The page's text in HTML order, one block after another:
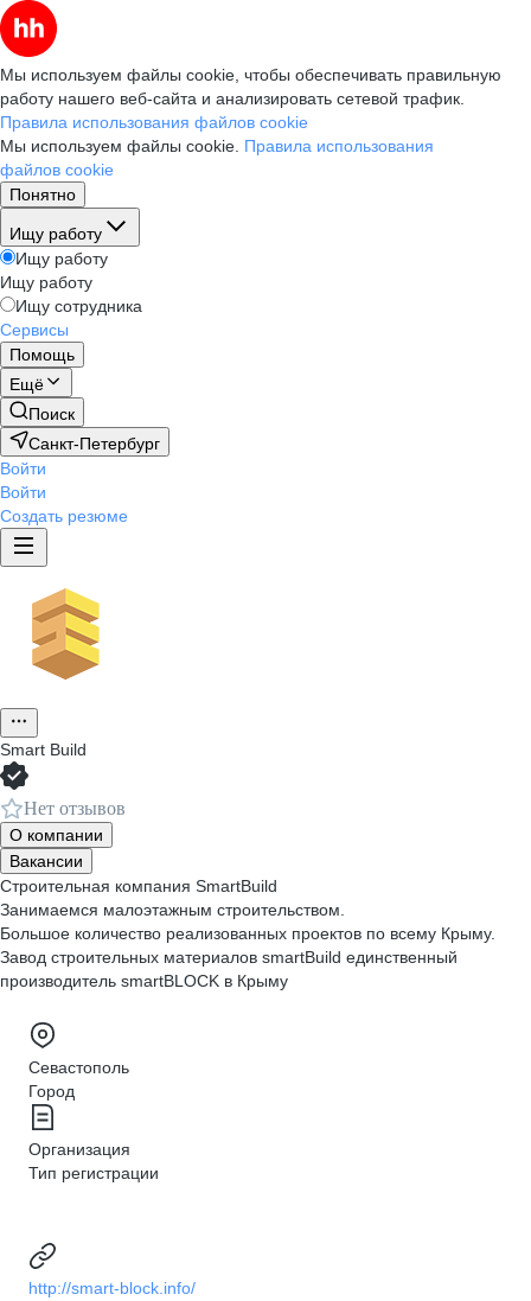
Мы используем файлы cookie, чтобы обеспечивать правильную
работу нашего веб-сайта и анализировать сетевой трафик.
Правила использования файлов cookie
Мы используем файлы cookie. Правила использования
файлов cookie
Понятно
Ищу работу
Ищу работу
Ищу работу
Ищу сотрудника
Сервисы
Помощь
Ещё
Поиск
Санкт-Петербург
Войти
Войти
Создать резюме
Smart Build
Нет отзывов
О компании
Вакансии
Строительная компания SmartBuild
Занимаемся малоэтажным строительством.
Большое количество реализованных проектов по всему Крыму.
Завод строительных материалов smartBuild единственный
производитель smartBLOCK в Крыму
Севастополь
Город
Организация
Тип регистрации
http://smart-block.info/